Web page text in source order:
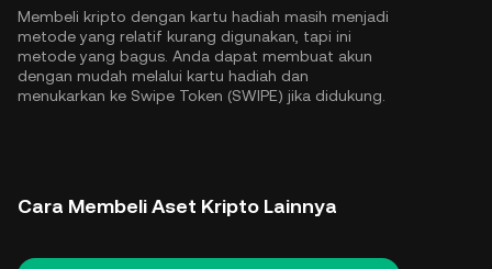
Membeli kripto dengan kartu hadiah masih menjadi
metode yang relatif kurang digunakan, tapi ini
metode yang bagus. Anda dapat membuat akun
dengan mudah melalui kartu hadiah dan
menukarkan ke Swipe Token (SWIPE) jika didukung.
Cara Membeli Aset Kripto Lainnya